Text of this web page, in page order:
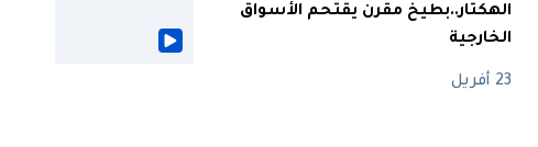
الهكتار..بطيخ مقرن يقتحم الأسواق
الخارجية
23 أفريل